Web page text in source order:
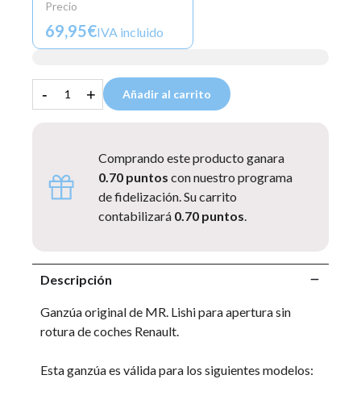
Precio
69,95€IVA incluido
- + Añadir al carrito
Comprando este producto ganara
0.70 puntos con nuestro programa
de fidelización. Su carrito
contabilizará 0.70 puntos.
Descripción
Ganzúa original de MR. Lishi para apertura sin
rotura de coches Renault.
Esta ganzúa es válida para los siguientes modelos: